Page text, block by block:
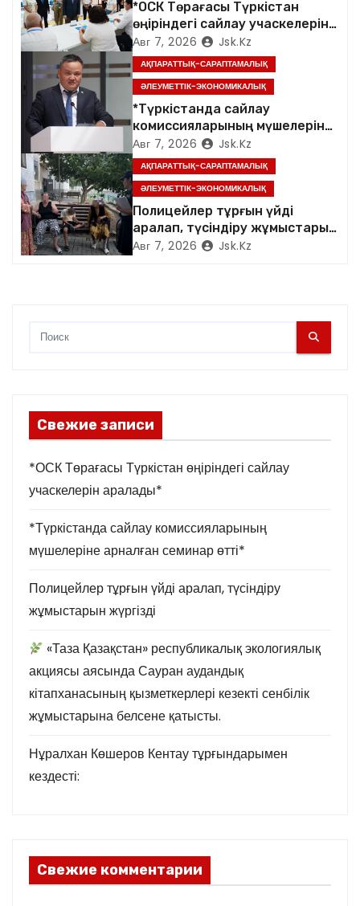
з
а
п
и
с
я
м
*ОСК Төрағасы Түркістан
өңіріндегі сайлау учаскелерін
аралады*
Авг 7, 2026 Jsk.kz
АҚПАРАТТЫҚ-САРАПТАМАЛЫҚ
ӘЛЕУМЕТТІК-ЭКОНОМИКАЛЫҚ
*Түркістанда сайлау
комиссияларының мүшелеріне
арналған семинар өтті*
Авг 7, 2026 Jsk.kz
АҚПАРАТТЫҚ-САРАПТАМАЛЫҚ
ӘЛЕУМЕТТІК-ЭКОНОМИКАЛЫҚ
Полицейлер тұрғын үйді
аралап, түсіндіру жұмыстарын
жүргізді
Авг 7, 2026 Jsk.kz
Свежие записи
*ОСК Төрағасы Түркістан өңіріндегі сайлау
учаскелерін аралады*
*Түркістанда сайлау комиссияларының
мүшелеріне арналған семинар өтті*
Полицейлер тұрғын үйді аралап, түсіндіру
жұмыстарын жүргізді
«Таза Қазақстан» республикалық экологиялық
акциясы аясында Сауран аудандық
кітапханасының қызметкерлері кезекті сенбілік
жұмыстарына белсене қатысты.
Нұралхан Көшеров Кентау тұрғындарымен
кездесті:
Свежие комментарии